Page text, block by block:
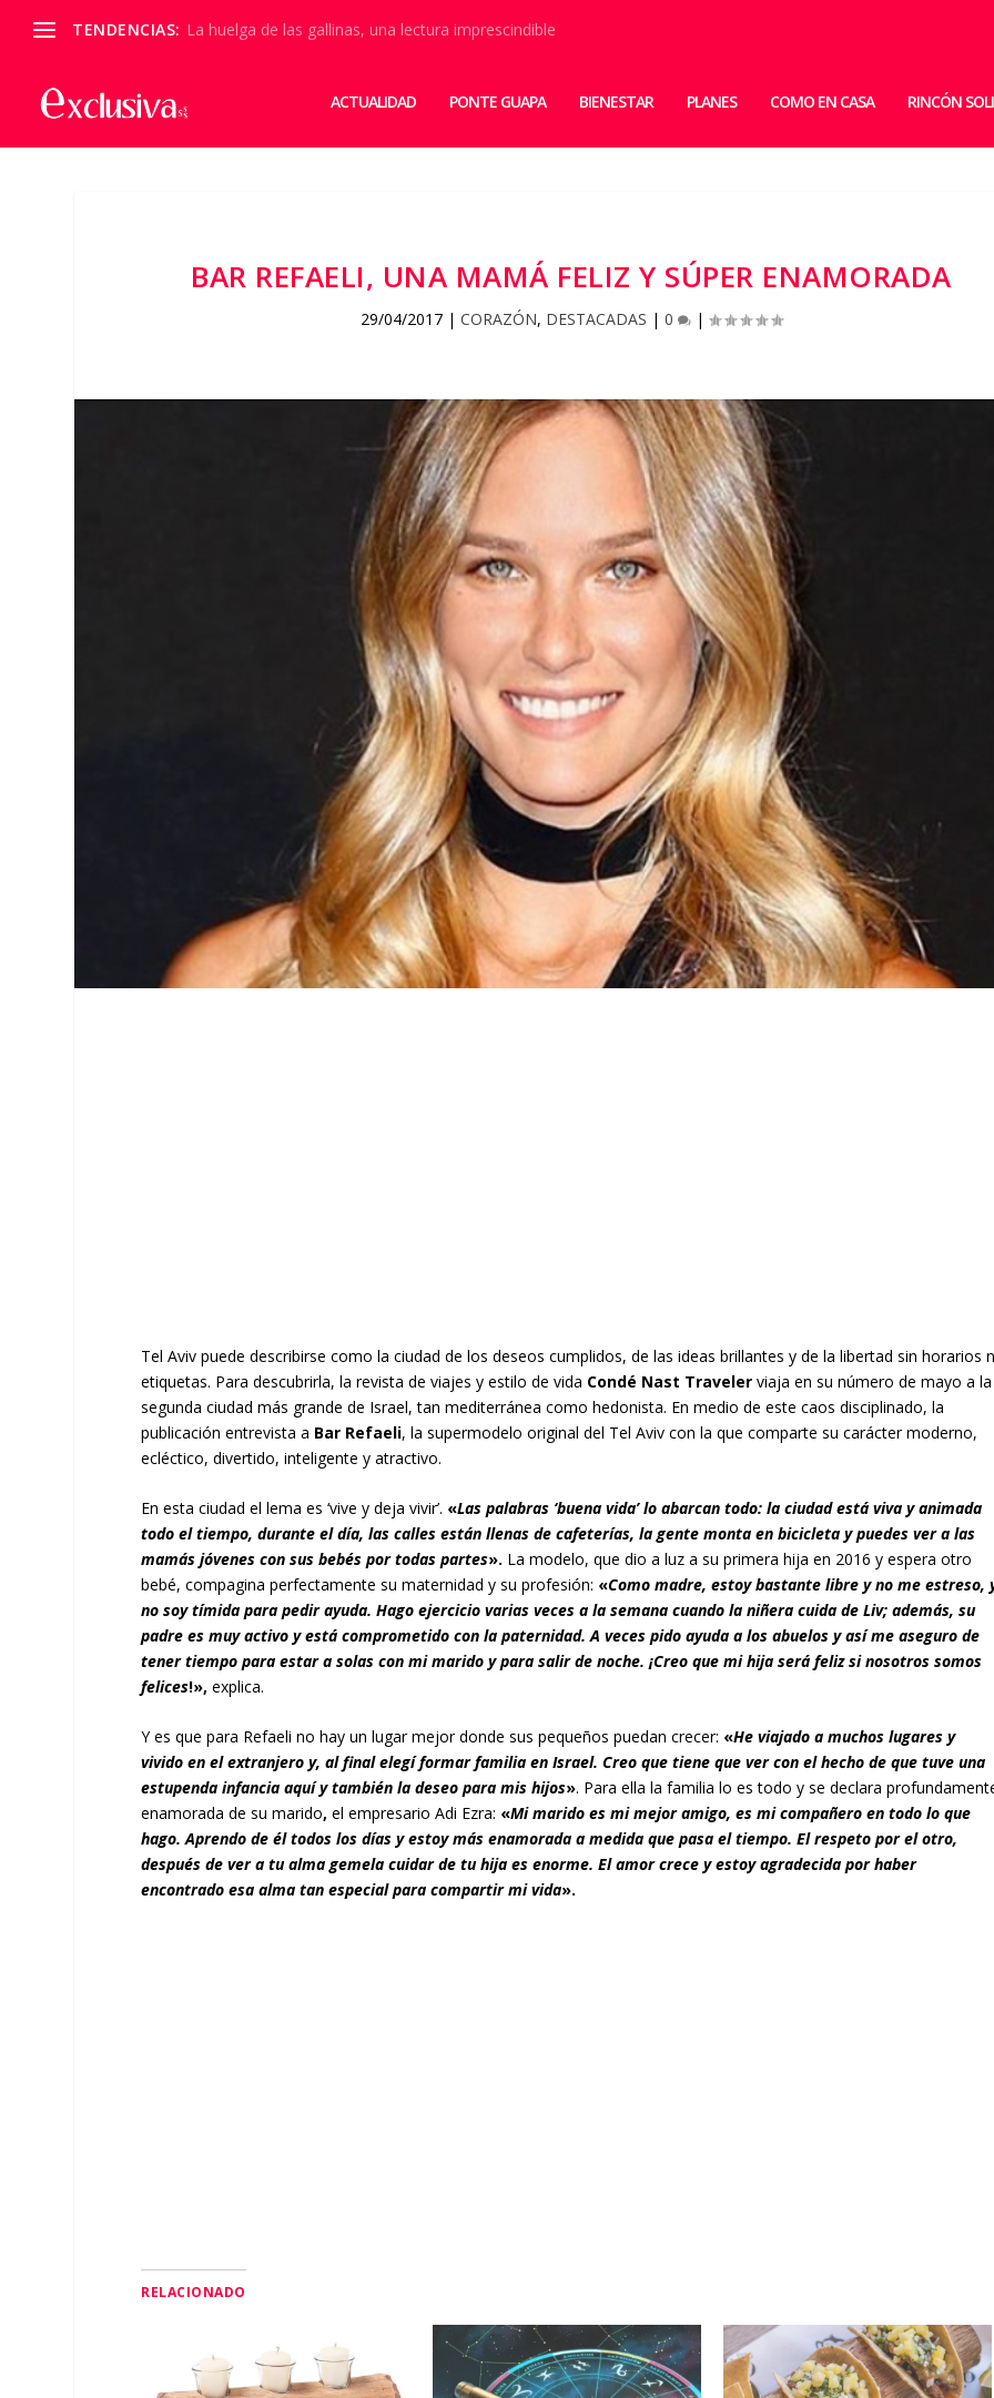
TENDENCIAS: La huelga de las gallinas, una lectura imprescindible
ACTUALIDAD PONTE GUAPA BIENESTAR PLANES COMO EN CASA RINCÓN
BAR REFAELI, UNA MAMÁ FELIZ Y SÚPER ENAMORADA
29/04/2017| CORAZÓN, DESTACADAS | 0 |
Tel Aviv puede describirse como la ciudad de los deseos cumplidos, de las ideas brillantes y de la libertad sin horarios
etiquetas. Para descubrirla, la revista de viajes y estilo de vida Condé Nast Travelerviaja en su número de mayo a la
segunda ciudad más grande de Israel, tan mediterránea como hedonista. En medio de este caos disciplinado, la
publicación entrevista a Bar Refaeli, la supermodelo original del Tel Aviv con la que comparte su carácter moderno,
ecléctico, divertido, inteligente y atractivo.
En esta ciudad el lema es ‘vive y deja vivir’. «Las palabras ‘buena vida’ lo abarcan todo: la ciudad está viva y animada
todo el tiempo, durante el día, las calles están llenas de cafeterías, la gente monta en bicicleta y puedes ver a las
mamás jóvenes con sus bebés por todas partes». La modelo, que dio a luz a su primera hija en 2016 y espera otro
bebé, compagina perfectamente su maternidad y su profesión: «Como madre, estoy bastante libre y no me estreso,
no soy tímida para pedir ayuda. Hago ejercicio varias veces a la semana cuando la niñera cuida de Liv; además, su
padre es muy activo y está comprometido con la paternidad. A veces pido ayuda a los abuelos y así me aseguro de
tener tiempo para estar a solas con mi marido y para salir de noche. ¡Creo que mi hija será feliz si noso­tros somos
felices!»,explica.
Y es que para Refaeli no hay un lugar mejor donde sus pequeños puedan crecer: «He viajado a muchos lugares y
vivido en el extranjero y, al final elegí formar familia en Israel. Creo que tiene que ver con el hecho de que tuve una
estupenda infancia aquí y también la deseo para mis hijos». Para ella la familia lo es todo y se declara
enamorada de su marido,el empresario Adi Ezra: «Mi marido es mi mejor amigo, es mi compañero en todo lo que
hago. Aprendo de él todos los días y estoy más enamorada a medida que pasa el tiempo. El respeto por el otro,
después de ver a tu alma gemela cuidar de tu hija es enorme. El amor crece y estoy agradecida por haber
encontrado esa alma tan especial para compartir mi vida».
RELACIONADO